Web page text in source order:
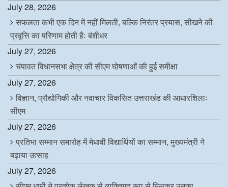
July 28, 2026
सफलता कभी एक दिन में नहीं मिलती, बल्कि निरंतर प्रयास, सीखने की
प्रवृत्ति का परिणाम होती हैः बंशीधर
July 27, 2026
चंपावत विधानसभा क्षेत्र की सीएम घोषणाओं की हुई समीक्षा
July 27, 2026
विज्ञान, प्रौद्योगिकी और नवाचार विकसित उत्तराखंड की आधारशिलाः
सीएम
July 27, 2026
प्रतिभा सम्मान समारोह में मेधावी विद्यार्थियों का सम्मान, मुख्यमंत्री ने
बढ़ाया उत्साह
July 27, 2026